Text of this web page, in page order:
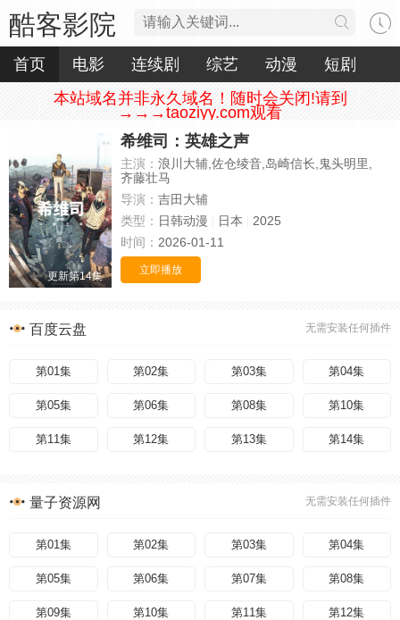
酷客影院
首页 电影 连续剧 综艺 动漫
短剧
本站域名并非永久域名！随时会关闭!请到
→→→taoziyy.com观看
更新第14集
希维司：英雄之声
主演： 浪川大辅,佐仓绫音,岛崎信长,鬼头明里,
齐藤壮马
导演： 吉田大辅
类型： 日韩动漫 日本
2025
时间： 2026-01-11
立即播放
无需安装任何插件
百度云盘
第01集 第02集 第03集 第04集
第05集 第06集 第08集 第10集
第11集 第12集 第13集 第14集
无需安装任何插件
量子资源网
第01集 第02集 第03集 第04集
第05集 第06集 第07集 第08集
第09集 第10集 第11集 第12集